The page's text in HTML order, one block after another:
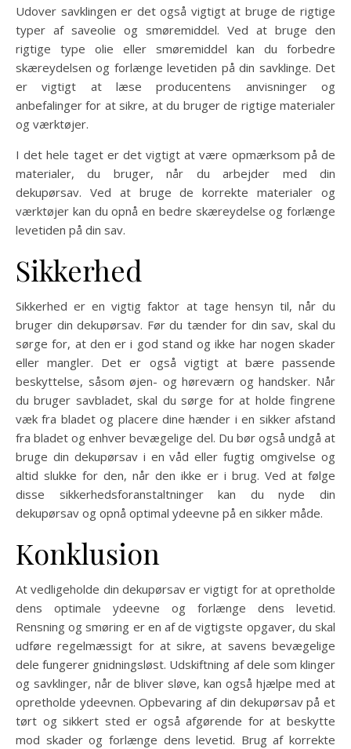
Udover savklingen er det også vigtigt at bruge de rigtige
typer af saveolie og smøremiddel. Ved at bruge den
rigtige type olie eller smøremiddel kan du forbedre
skæreydelsen og forlænge levetiden på din savklinge. Det
er vigtigt at læse producentens anvisninger og
anbefalinger for at sikre, at du bruger de rigtige materialer
og værktøjer.
I det hele taget er det vigtigt at være opmærksom på de
materialer, du bruger, når du arbejder med din
dekupørsav. Ved at bruge de korrekte materialer og
værktøjer kan du opnå en bedre skæreydelse og forlænge
levetiden på din sav.
Sikkerhed
Sikkerhed er en vigtig faktor at tage hensyn til, når du
bruger din dekupørsav. Før du tænder for din sav, skal du
sørge for, at den er i god stand og ikke har nogen skader
eller mangler. Det er også vigtigt at bære passende
beskyttelse, såsom øjen- og høreværn og handsker. Når
du bruger savbladet, skal du sørge for at holde fingrene
væk fra bladet og placere dine hænder i en sikker afstand
fra bladet og enhver bevægelige del. Du bør også undgå at
bruge din dekupørsav i en våd eller fugtig omgivelse og
altid slukke for den, når den ikke er i brug. Ved at følge
disse sikkerhedsforanstaltninger kan du nyde din
dekupørsav og opnå optimal ydeevne på en sikker måde.
Konklusion
At vedligeholde din dekupørsav er vigtigt for at opretholde
dens optimale ydeevne og forlænge dens levetid.
Rensning og smøring er en af de vigtigste opgaver, du skal
udføre regelmæssigt for at sikre, at savens bevægelige
dele fungerer gnidningsløst. Udskiftning af dele som klinger
og savklinger, når de bliver sløve, kan også hjælpe med at
opretholde ydeevnen. Opbevaring af din dekupørsav på et
tørt og sikkert sted er også afgørende for at beskytte
mod skader og forlænge dens levetid. Brug af korrekte